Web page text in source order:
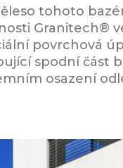
tohoto
Granitech®
povrchová
spodní část
osazení